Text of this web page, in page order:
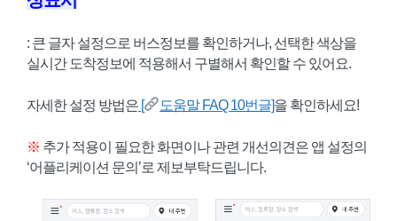
: 큰 글자 설정으로 버스정보를 확인하거나, 선택한 색상을
실시간 도착정보에 적용해서 구별해서 확인할 수 있어요.
자세한 설정 방법은 [ 도움말 FAQ 10번글]을 확인하세요!
※ 추가 적용이 필요한 화면이나 관련 개선의견은 앱 설정의
‘어플리케이션 문의’로 제보부탁드립니다.